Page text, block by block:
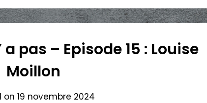
pas – Episode 15 : Louise
Moillon
on19 novembre 2024